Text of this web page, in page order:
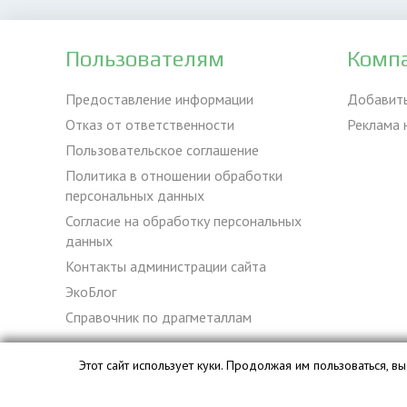
Пользователям
Предоставление информации
Отказ от ответственности
Пользовательское соглашение
Политика в отношении обработки
персональных данных
Согласие на обработку персональных
данных
Контакты администрации сайта
ЭкоБлог
Справочник по драгметаллам
Реклама
База данных сайта vyvoz.org является интеллектуальной
Этот сайт использует куки. Продолжая им пользоваться,